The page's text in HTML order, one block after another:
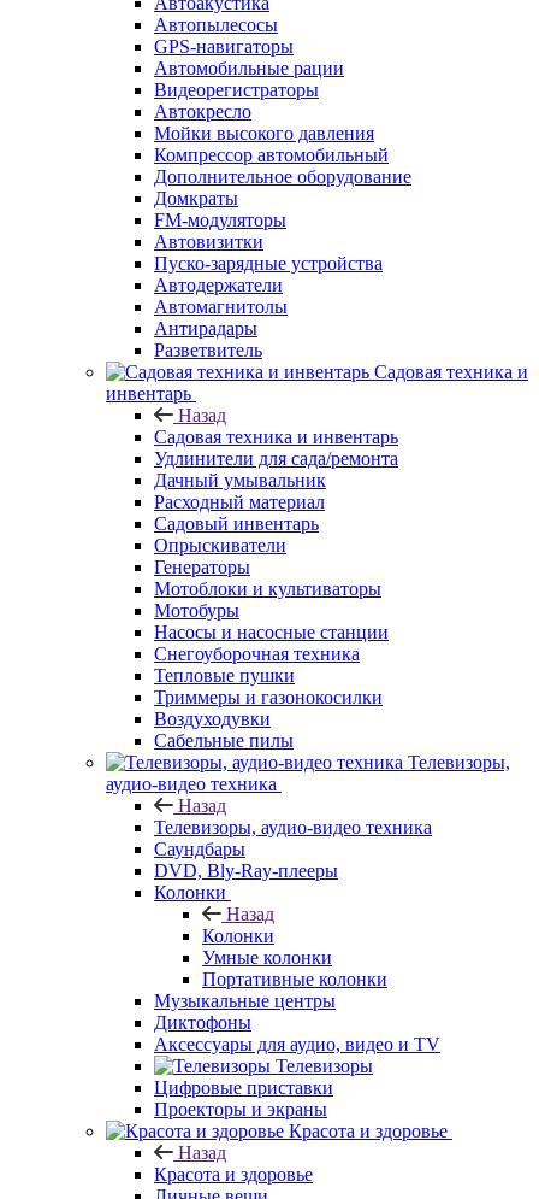
Автопылесосы
GPS-навигаторы
Автомобильные рации
Видеорегистраторы
Автокресло
Мойки высокого давления
Компрессор автомобильный
Дополнительное оборудование
Домкраты
FM-модуляторы
Автовизитки
Пуско-зарядные устройства
Автодержатели
Автомагнитолы
Антирадары
Разветвитель
Садовая техника и
инвентарь
Назад
Садовая техника и инвентарь
Удлинители для сада/ремонта
Дачный умывальник
Расходный материал
Садовый инвентарь
Опрыскиватели
Генераторы
Мотоблоки и культиваторы
Мотобуры
Насосы и насосные станции
Снегоуборочная техника
Тепловые пушки
Триммеры и газонокосилки
Воздуходувки
Сабельные пилы
Телевизоры,
аудио-видео техника
Назад
Телевизоры, аудио-видео техника
Саундбары
DVD, Bly-Ray-плееры
Колонки
Назад
Колонки
Умные колонки
Портативные колонки
Музыкальные центры
Диктофоны
Аксессуары для аудио, видео и TV
Телевизоры
Цифровые приставки
Проекторы и экраны
Красота и здоровье
Назад
Красота и здоровье